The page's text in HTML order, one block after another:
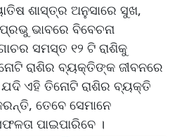
ଶାସ୍ତ୍ର ଅନୁସାରେ ସୁଖ,
ଭାବରେ ବିବେଚନା
ସମସ୍ତ ୧୨ ଟି ରାଶିକୁ
ରାଶିର ବ୍ୟକ୍ତିଙ୍କ ଜୀବନରେ
ଏହି ତିନୋଟି ରାଶିର ବ୍ୟକ୍ତି
ତେବେ ସେମାନେ
ପାଇପାରିବେ ।